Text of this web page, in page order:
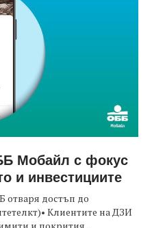
Мобайл с фокус
и инвестициите
отваря достъп до
Клиентите на ДЗИ